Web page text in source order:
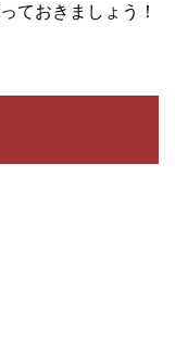
ておきましょう！